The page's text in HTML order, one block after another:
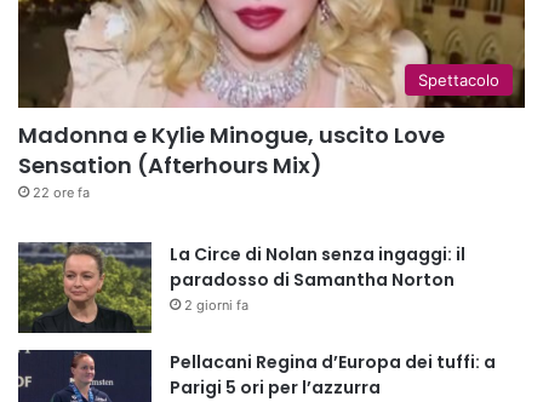
Spettacolo
Madonna e Kylie Minogue, uscito Love
Sensation (Afterhours Mix)
22 ore fa
La Circe di Nolan senza ingaggi: il
paradosso di Samantha Norton
2 giorni fa
Pellacani Regina d’Europa dei tuffi: a
Parigi 5 ori per l’azzurra